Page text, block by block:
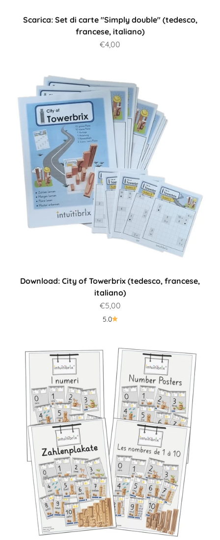
Scarica: Set di carte "Simply double" (tedesco,
francese, italiano)
Prezzo scontato
€4,00
Download: City of Towerbrix (tedesco, francese,
italiano)
Prezzo scontato
€5,00
5.0